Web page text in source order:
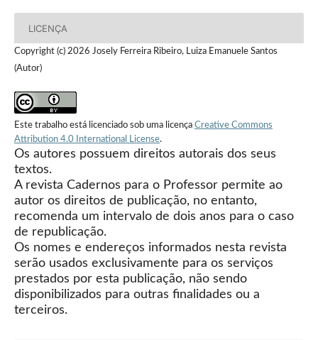
LICENÇA
Copyright (c) 2026 Josely Ferreira Ribeiro, Luiza Emanuele Santos
(Autor)
Este trabalho está licenciado sob uma licença Creative Commons
Attribution 4.0 International License.
Os autores possuem direitos autorais dos seus
textos.
A revista Cadernos para o Professor permite ao
autor os direitos de publicação, no entanto,
recomenda um intervalo de dois anos para o caso
de republicação.
Os nomes e endereços informados nesta revista
serão usados exclusivamente para os serviços
prestados por esta publicação, não sendo
disponibilizados para outras finalidades ou a
terceiros.